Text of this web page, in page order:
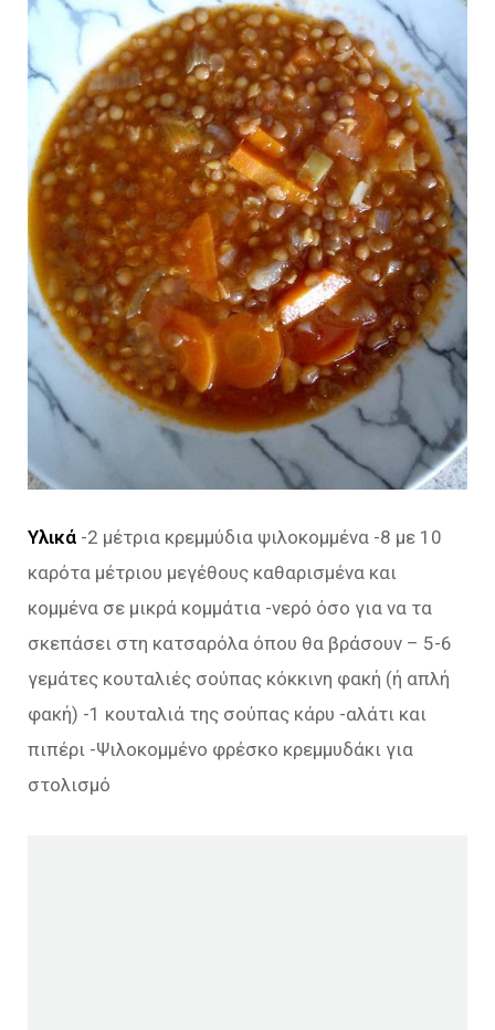
Υλικά -2 μέτρια κρεμμύδια ψιλοκομμένα -8 με 10
καρότα μέτριου μεγέθους καθαρισμένα και
κομμένα σε μικρά κομμάτια -νερό όσο για να τα
σκεπάσει στη κατσαρόλα όπου θα βράσουν – 5-6
γεμάτες κουταλιές σούπας κόκκινη φακή (ή απλή
φακή) -1 κουταλιά της σούπας κάρυ -αλάτι και
πιπέρι -Ψιλοκομμένο φρέσκο κρεμμυδάκι για
στολισμό